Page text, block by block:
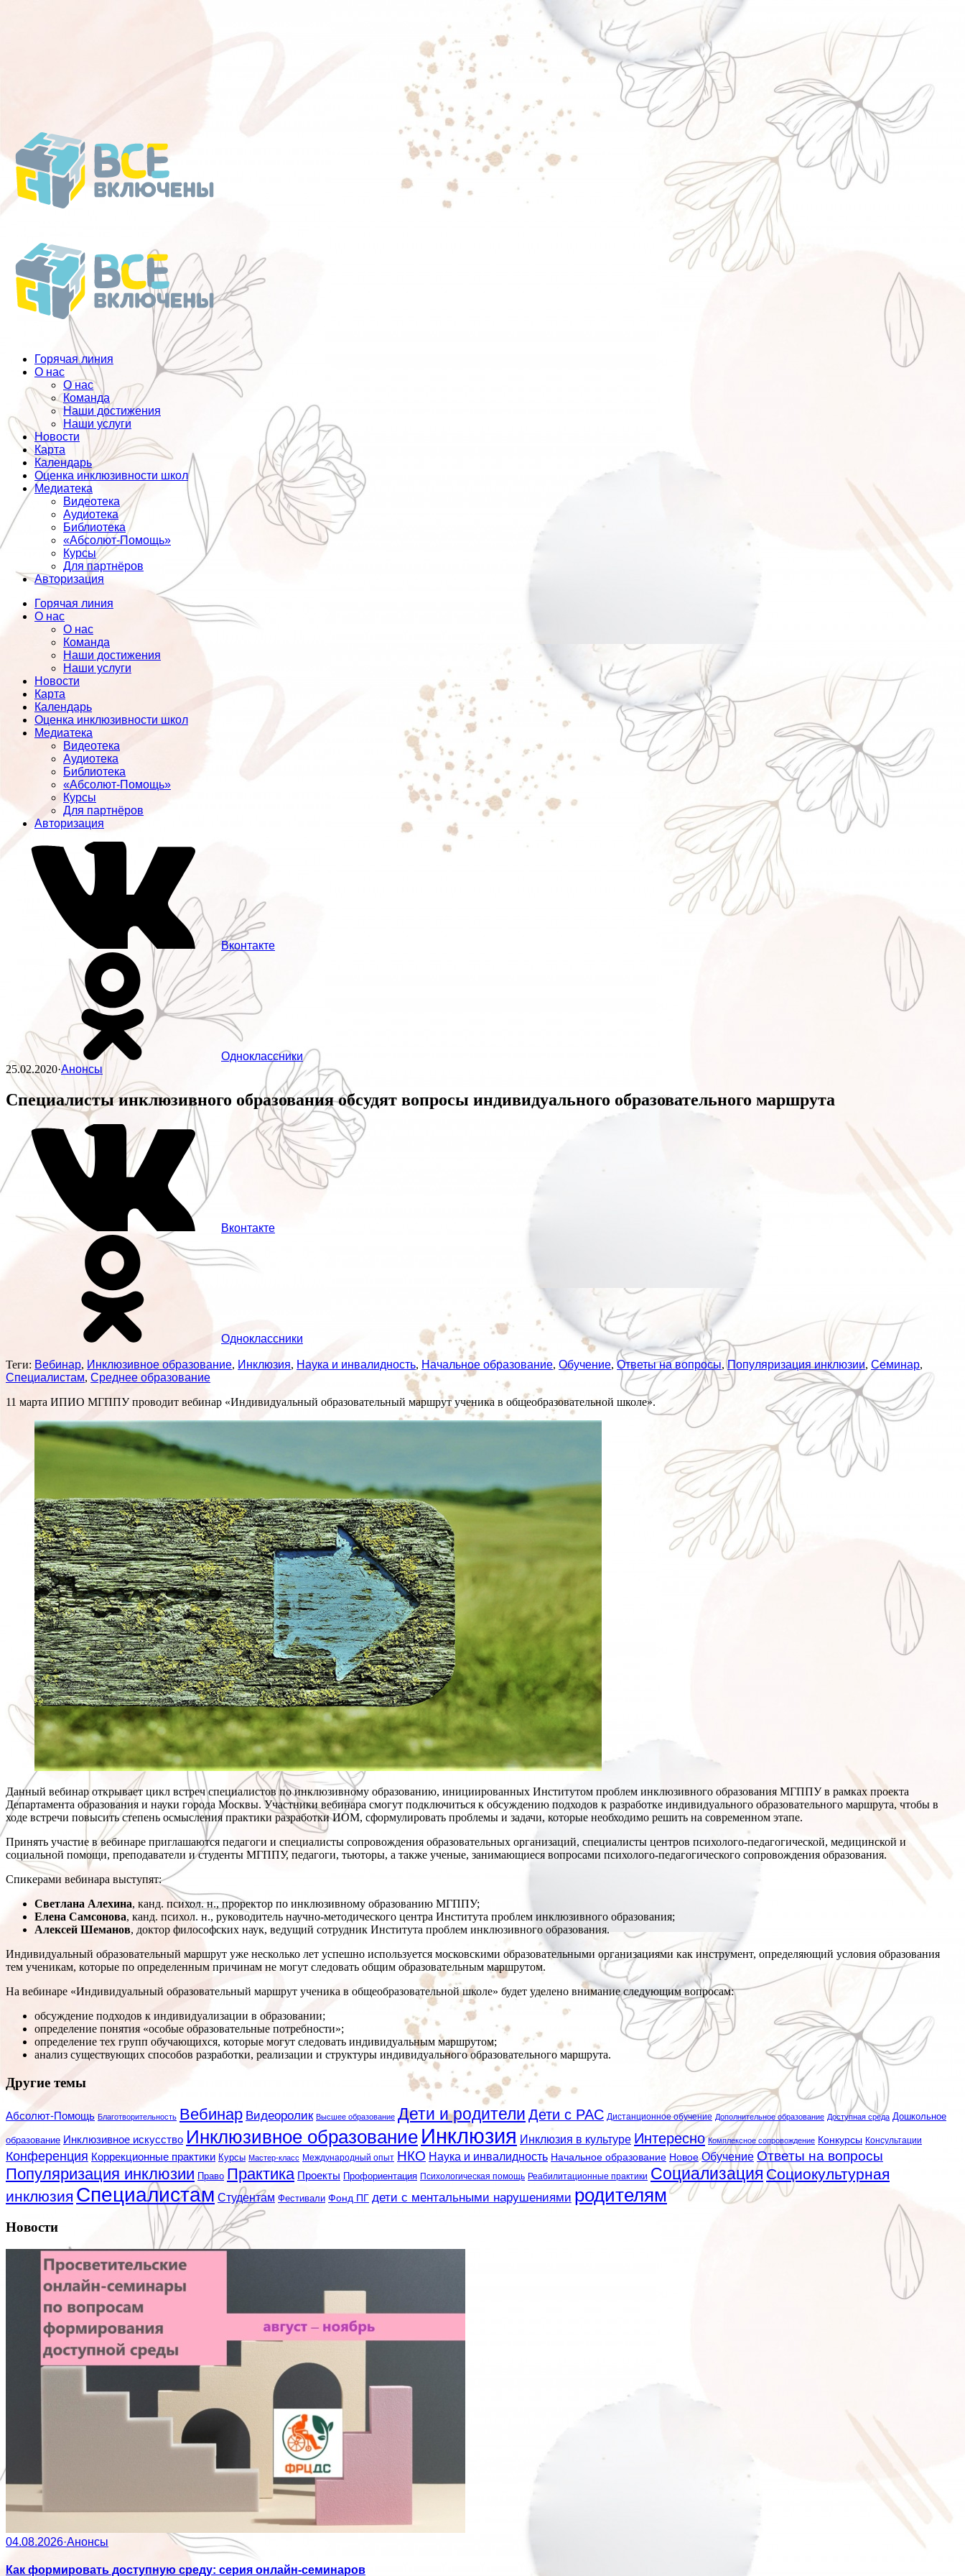
Горячая линия
О нас
О нас
Команда
Наши достижения
Наши услуги
Новости
Карта
Календарь
Оценка инклюзивности школ
Медиатека
Видеотека
Аудиотека
Библиотека
«Абсолют-Помощь»
Курсы
Для партнёров
Авторизация
Горячая линия
О нас
О нас
Команда
Наши достижения
Наши услуги
Новости
Карта
Календарь
Оценка инклюзивности школ
Медиатека
Видеотека
Аудиотека
Библиотека
«Абсолют-Помощь»
Курсы
Для партнёров
Авторизация
Вконтакте
Одноклассники
25.02.2020·Анонсы
Специалисты инклюзивного образования обсудят вопросы индивидуального образовательного маршрута
Вконтакте
Одноклассники
Теги: Вебинар, Инклюзивное образование, Инклюзия, Наука и инвалидность, Начальное образование, Обучение,Ответы на вопросы,Популяризация инклюзии, Семинар,
Специалистам, Среднее образование
11 марта ИПИО МГППУ проводит вебинар «Индивидуальный образовательный маршрут ученика в общеобразовательной школе».
Данный вебинар открывает цикл встреч специалистов по инклюзивному образованию, инициированных Институтом проблем инклюзивного образования МГППУ в рамках проекта
Департамента образования и науки города Москвы. Участники вебинара смогут подключиться к обсуждению подходов к разработке индивидуального образовательного маршрута, чтобы в
ходе встречи повысить степень осмысления практики разработки ИОМ, сформулировать проблемы и задачи, которые необходимо решить на современном этапе.
Принять участие в вебинаре приглашаются педагоги и специалисты сопровождения образовательных организаций, специалисты центров психолого-педагогической, медицинской и
социальной помощи, преподаватели и студенты МГППУ, педагоги, тьюторы, а также ученые, занимающиеся вопросами психолого-педагогического сопровождения образования.
Спикерами вебинара выступят:
Светлана Алехина, канд. психол. н., проректор по инклюзивному образованию МГППУ;
Елена Самсонова, канд. психол. н., руководитель научно-методического центра Института проблем инклюзивного образования;
Алексей Шеманов, доктор философских наук, ведущий сотрудник Института проблем инклюзивного образования.
Индивидуальный образовательный маршрут уже несколько лет успешно используется московскими образовательными организациями как инструмент, определяющий условия образования
тем ученикам, которые по определенным причинам не могут следовать общим образовательным маршрутом.
На вебинаре «Индивидуальный образовательный маршрут ученика в общеобразовательной школе» будет уделено внимание следующим вопросам:
обсуждение подходов к индивидуализации в образовании;
определение понятия «особые образовательные потребности»;
определение тех групп обучающихся, которые могут следовать индивидуальным маршрутом;
анализ существующих способов разработки, реализации и структуры индивидуального образовательного маршрута.
Другие темы
Абсолют-Помощь Благотворительность Вебинар Видеоролик Высшее образование Дети и родители Дети с РАС Дистанционное обучение Дополнительное образование Доступная среда Дошкольное
образование Инклюзивное искусство Инклюзивное образование Инклюзия Инклюзия в культуре Интересно Комплексное сопровождение Конкурсы Консультации
Конференция Коррекционные практики Курсы Мастер-класс Международный опыт НКО Наука и инвалидность Начальное образование Новое Обучение Ответы на вопросы
Популяризация инклюзии Право Практика Проекты Профориентация Психологическая помощь Реабилитационные практики Социализация Социокультурная
инклюзия Специалистам Студентам Фестивали Фонд ПГ дети с ментальными нарушениями родителям
Новости
04.08.2026·Анонсы
Как формировать доступную среду: серия онлайн-семинаров